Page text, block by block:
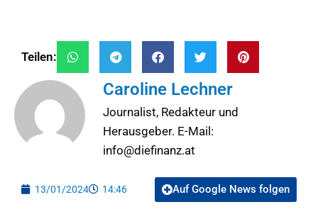
Teilen:
Caroline Lechner
Journalist, Redakteur und
Herausgeber. E-Mail:
info@diefinanz.at
13/01/2024 14:46 Auf Google News folgen